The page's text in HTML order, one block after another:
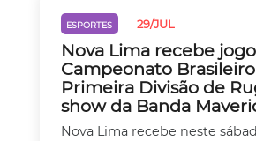
ESPORTES 29/JUL
Nova Lima recebe
Campeonato
Primeira Divisão de
show da Banda
Nova Lima recebe neste